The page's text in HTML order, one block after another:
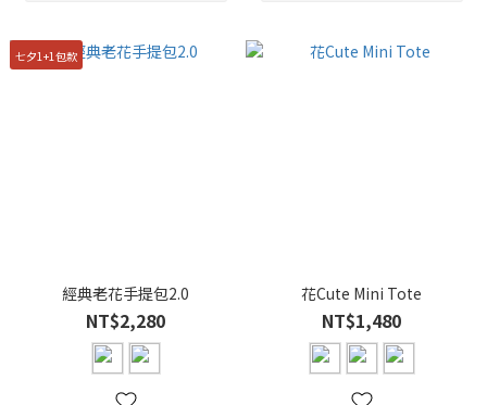
七夕1+1包款
經典老花手提包2.0
NT$2,280
花Cute Mini Tote
NT$1,480